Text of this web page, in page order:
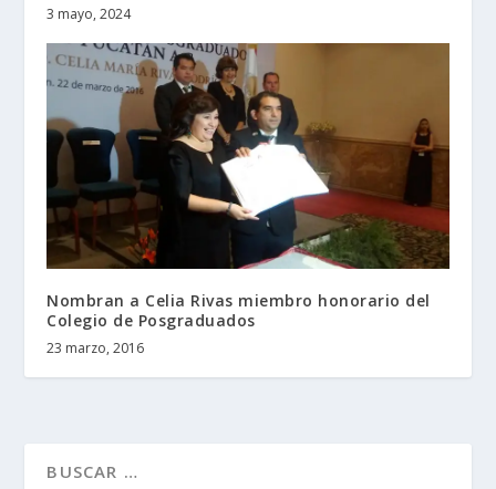
3 mayo, 2024
Nombran a Celia Rivas miembro honorario del
Colegio de Posgraduados
23 marzo, 2016